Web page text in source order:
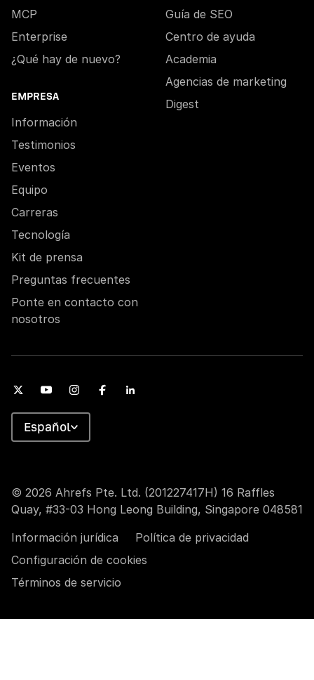
MCP
Enterprise
¿Qué hay de nuevo?
EMPRESA
Información
Testimonios
Eventos
Equipo
Carreras
Tecnología
Kit de prensa
Preguntas frecuentes
Ponte en contacto con
nosotros
Guía de SEO
Centro de ayuda
Academia
Agencias de marketing
Digest
© 2026 Ahrefs Pte. Ltd. (201227417H) 16 Raffles
Quay, #33-03 Hong Leong Building, Singapore 048581
Información jurídica
Política de privacidad
Configuración de cookies
Términos de servicio
Español